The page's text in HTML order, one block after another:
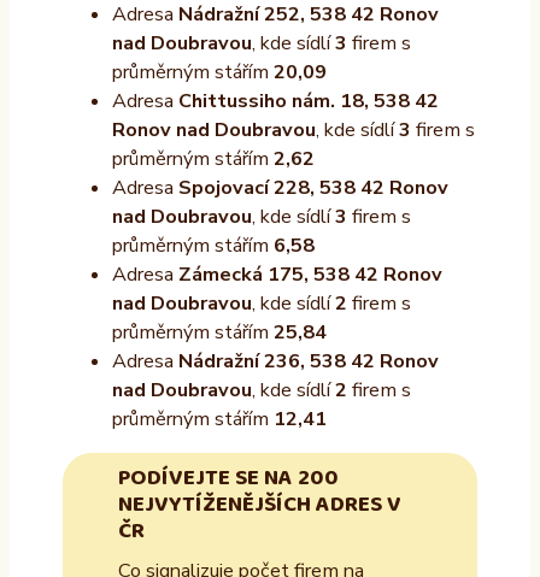
Adresa Nádražní 252, 538 42 Ronov
nad Doubravou, kde sídlí3 firem s
průměrným stářím 20,09
Adresa Chittussiho nám. 18, 538 42
Ronov nad Doubravou, kde sídlí3 firem s
průměrným stářím 2,62
Adresa Spojovací 228, 538 42 Ronov
nad Doubravou, kde sídlí3 firem s
průměrným stářím 6,58
Adresa Zámecká 175, 538 42 Ronov
nad Doubravou, kde sídlí2 firem s
průměrným stářím 25,84
Adresa Nádražní 236, 538 42 Ronov
nad Doubravou, kde sídlí2 firem s
průměrným stářím 12,41
PODÍVEJTE SE NA 200
NEJVYTÍŽENĚJŠÍCH ADRES V
ČR
Co signalizuje počet firem na